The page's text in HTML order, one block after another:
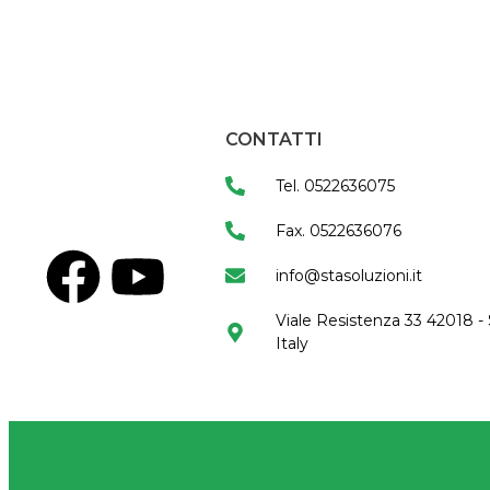
CONTATTI
Tel. 0522636075
Fax. 0522636076
info@stasoluzioni.it
Viale Resistenza 33 42018
Italy